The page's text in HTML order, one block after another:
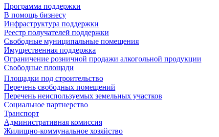
Программа поддержки
В помощь бизнесу
Инфраструктура поддержки
Реестр получателей поддержки
Свободные муниципальные помещения
Имущественная поддержка
Ограничение розничной продажи алкогольной продукции
Свободные площади
Площадки под строительство
Перечень свободных помещений
Перечень неиспользуемых земельных участков
Социальное партнерство
Транспорт
Административная комиссия
Жилищно-коммунальное хозяйство